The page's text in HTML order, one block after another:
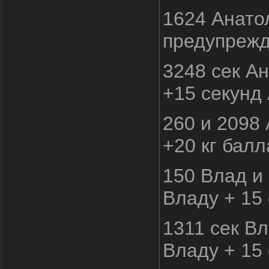
1624
3248 сек
+15
260 и
+20 кг
150 Влад и
Владу + 15
1311 сек
Владу + 15